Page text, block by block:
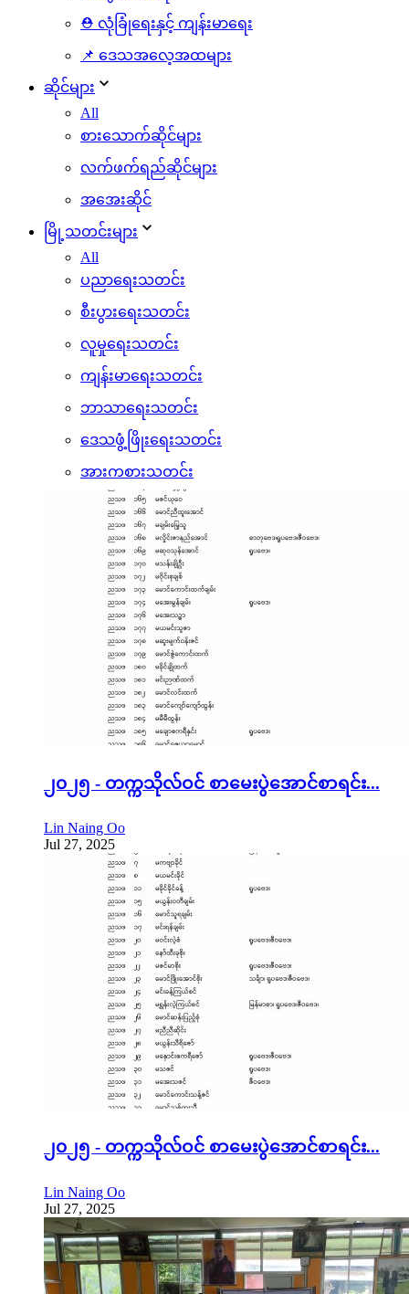
⛑️ လုံခြုံရေးနှင့် ကျန်းမာရေး
📌 ဒေသအလေ့အထများ
ဆိုင်များ
All
စားသောက်ဆိုင်များ
လက်ဖက်ရည်ဆိုင်များ
အအေးဆိုင်
မြို့သတင်းများ
All
ပညာရေးသတင်း
စီးပွားရေးသတင်း
လူမှုရေးသတင်း
ကျန်းမာရေးသတင်း
ဘာသာရေးသတင်း
ဒေသဖွံ့ဖြိုးရေးသတင်း
အားကစားသတင်း
၂၀၂၅ - တက္ကသိုလ်ဝင် စာမေးပွဲအောင်စာရင်း...
Lin Naing Oo
Jul 27, 2025
၂၀၂၅ - တက္ကသိုလ်ဝင် စာမေးပွဲအောင်စာရင်း...
Lin Naing Oo
Jul 27, 2025